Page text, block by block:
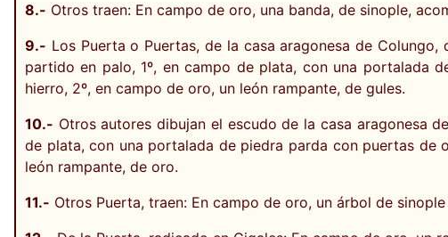
8.- Otros traen: En campo de oro, una banda, de sinople,
9.- Los Puerta o Puertas, de la casa aragonesa de
partido en palo, 1º, en campo de plata, con una portalada
hierro, 2º, en campo de oro, un león rampante, de gules.
10.- Otros autores dibujan el escudo de la casa aragonesa
de plata, con una portalada de piedra parda con puertas
león rampante, de oro.
11.- Otros Puerta, traen: En campo de oro, un árbol de